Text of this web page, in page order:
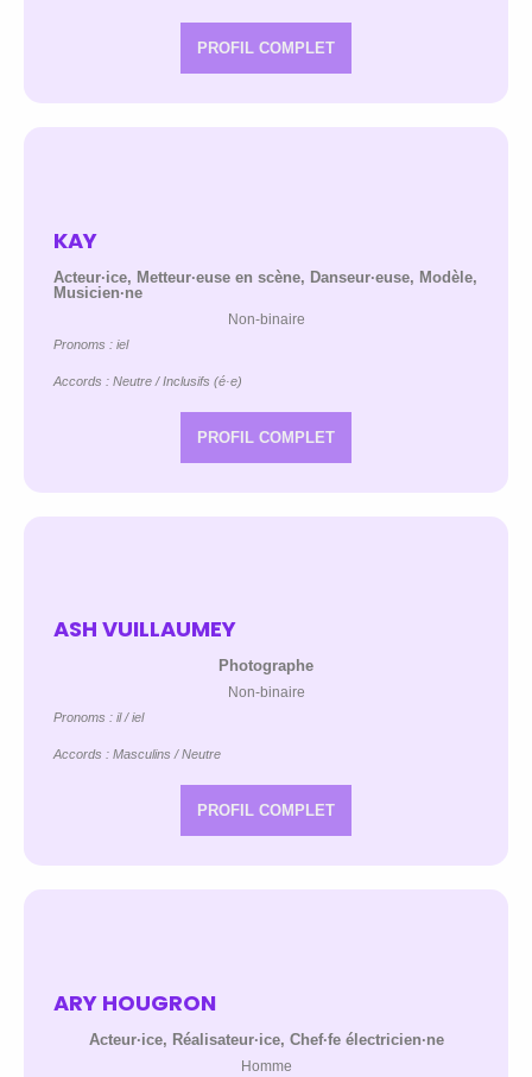
PROFIL COMPLET
KAY
Acteur·ice, Metteur·euse en scène, Danseur·euse, Modèle,
Musicien·ne
Non-binaire
Pronoms : iel
Accords : Neutre / Inclusifs (é·e)
PROFIL COMPLET
ASH VUILLAUMEY
Photographe
Non-binaire
Pronoms : il / iel
Accords : Masculins / Neutre
PROFIL COMPLET
ARY HOUGRON
Acteur·ice, Réalisateur·ice, Chef·fe électricien·ne
Homme